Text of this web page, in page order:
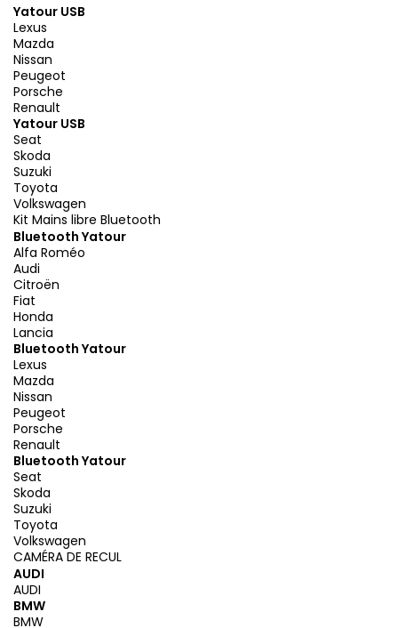
Yatour USB
Lexus
Mazda
Nissan
Peugeot
Porsche
Renault
Yatour USB
Seat
Skoda
Suzuki
Toyota
Volkswagen
Kit Mains libre Bluetooth
Bluetooth Yatour
Alfa Roméo
Audi
Citroën
Fiat
Honda
Lancia
Bluetooth Yatour
Lexus
Mazda
Nissan
Peugeot
Porsche
Renault
Bluetooth Yatour
Seat
Skoda
Suzuki
Toyota
Volkswagen
CAMÉRA DE RECUL
AUDI
AUDI
BMW
BMW